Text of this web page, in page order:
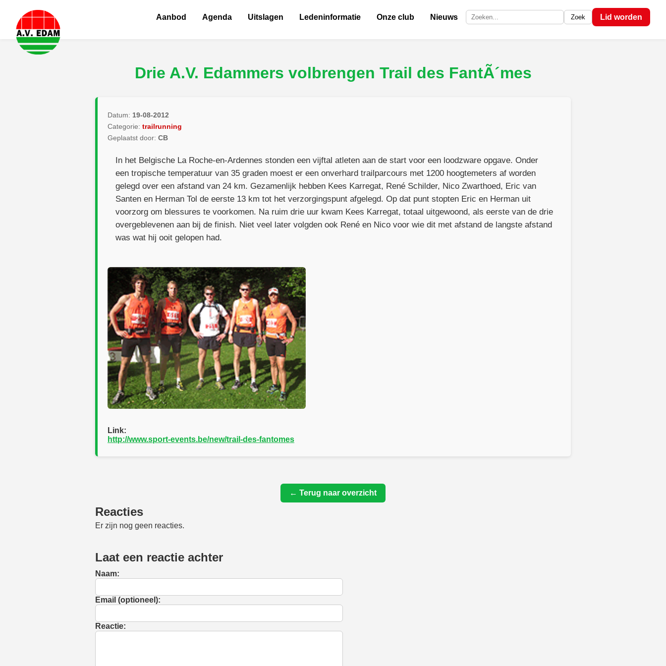
Aanbod Agenda Uitslagen Ledeninformatie Onze club Nieuws Zoek op de site Zoek Lid worden
Drie A.V. Edammers volbrengen Trail des FantÃ´mes
Datum: 19-08-2012
Categorie: trailrunning
Geplaatst door: CB
In het Belgische La Roche-en-Ardennes stonden een vijftal atleten aan de start voor een loodzware opgave. Onder
een tropische temperatuur van 35 graden moest er een onverhard trailparcours met 1200 hoogtemeters af worden
gelegd over een afstand van 24 km. Gezamenlijk hebben Kees Karregat, René Schilder, Nico Zwarthoed, Eric van
Santen en Herman Tol de eerste 13 km tot het verzorgingspunt afgelegd. Op dat punt stopten Eric en Herman uit
voorzorg om blessures te voorkomen. Na ruim drie uur kwam Kees Karregat, totaal uitgewoond, als eerste van de drie
overgeblevenen aan bij de finish. Niet veel later volgden ook René en Nico voor wie dit met afstand de langste afstand
was wat hij ooit gelopen had.
Link:
http://www.sport-events.be/new/trail-des-fantomes
← Terug naar overzicht
Reacties
Er zijn nog geen reacties.
Laat een reactie achter
Naam:
Email (optioneel):
Reactie: